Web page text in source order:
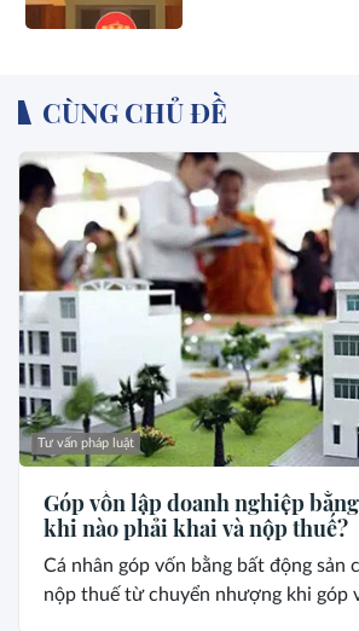
CÙNG CHỦ ĐỀ
Tư vấn pháp luật
Góp vốn lập doanh nghiệp
khi nào phải khai và nộp thuế?
Cá nhân góp vốn bằng bất động sản
nộp thuế từ chuyển nhượng khi góp